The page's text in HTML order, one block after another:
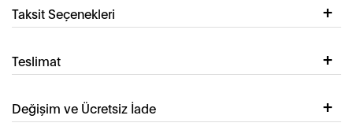
Taksit Seçenekleri
Teslimat
Değişim ve Ücretsiz İade